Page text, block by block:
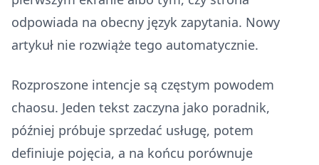
odpowiada na obecny język zapytania. Nowy
artykuł nie rozwiąże tego automatycznie.
Rozproszone intencje są częstym powodem
chaosu. Jeden tekst zaczyna jako poradnik,
później próbuje sprzedać usługę, potem
definiuje pojęcia, a na końcu porównuje